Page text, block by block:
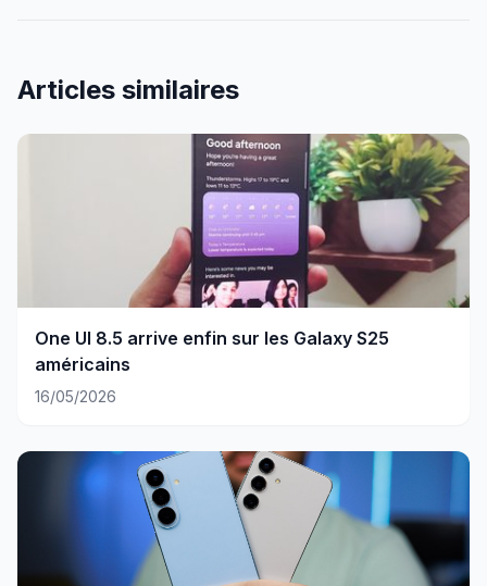
Articles similaires
One UI 8.5 arrive enfin sur les Galaxy S25
américains
16/05/2026